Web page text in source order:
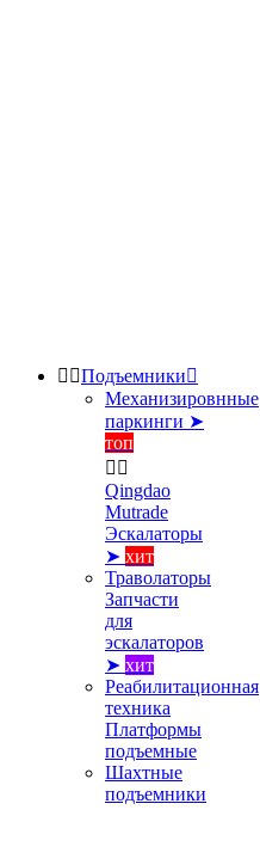
 Подъемники
Механизировнные
паркинги ➤
топ
 
Qingdao
Mutrade
Эскалаторы
➤ хит
Траволаторы
Запчасти
для
эскалаторов
➤ хит
Реабилитационная
техника
Платформы
подъемные
Шахтные
подъемники